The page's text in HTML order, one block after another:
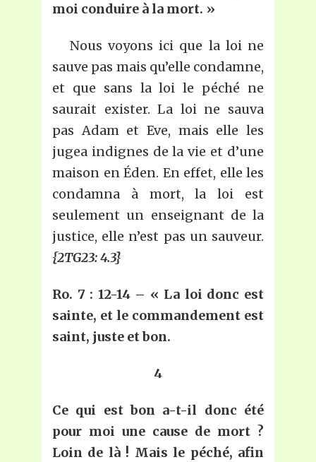
moi conduire à la mort. »
Nous voyons ici que la loi ne
sauve pas mais qu’elle condamne,
et que sans la loi le péché ne
saurait exister. La loi ne sauva
pas Adam et Eve, mais elle les
jugea indignes de la vie et d’une
maison en Éden. En effet, elle les
condamna à mort, la loi est
seulement un enseignant de la
justice, elle n’est pas un sauveur.
{2TG23: 4.3}
Ro. 7 : 12-14 – « La loi donc est
sainte, et le commandement est
saint, juste et bon.
4
Ce qui est bon a-t-il donc été
pour moi une cause de mort ?
Loin de là ! Mais le péché, afin